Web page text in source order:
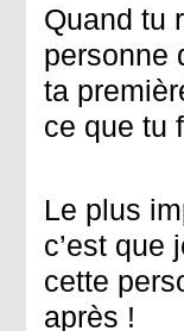
Quand tu
personne
ta
ce que tu
Le plus
c’est que
cette
après !